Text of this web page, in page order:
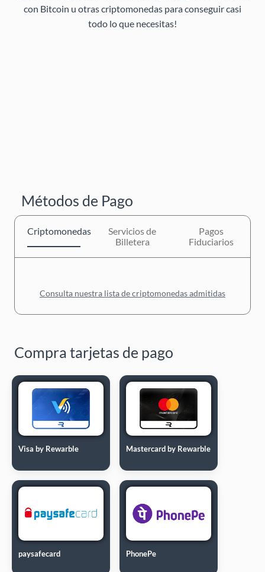
con Bitcoin u otras criptomonedas para conseguir casi
todo lo que necesitas!
Métodos de Pago
Criptomonedas
Servicios de
Billetera
Pagos
Fiduciarios
Consulta nuestra lista de criptomonedas admitidas
Compra tarjetas de pago
Visa by Rewarble Mastercard by Rewarble
paysafecard PhonePe